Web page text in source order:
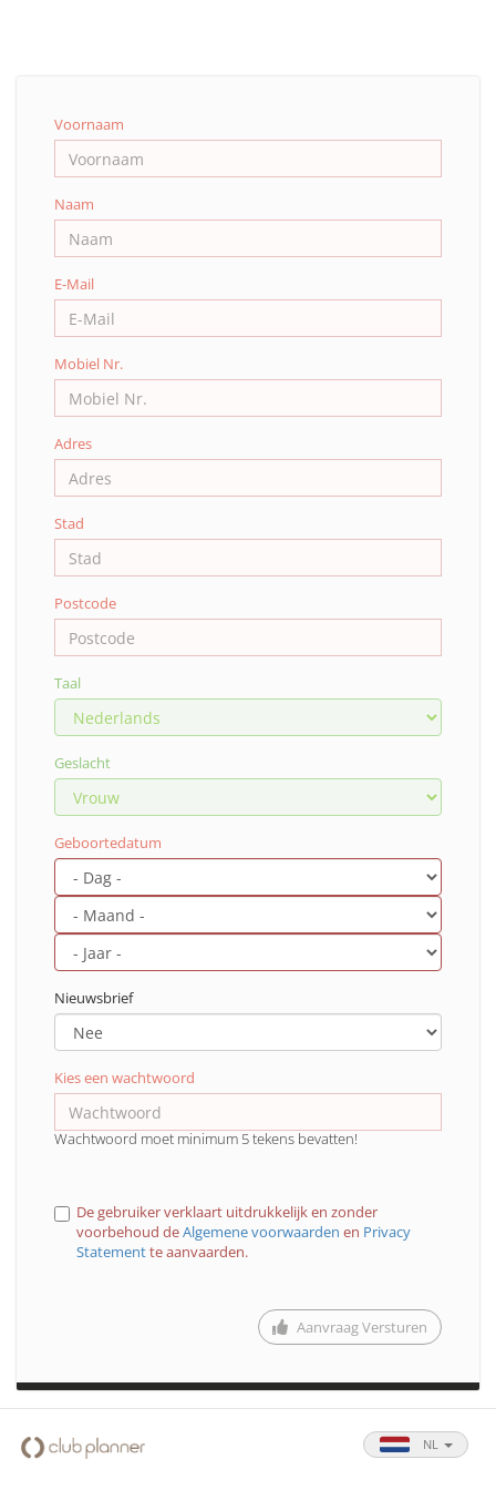
Voornaam
Naam
E-Mail
Mobiel Nr.
Adres
Stad
Postcode
Taal
Geslacht
Geboortedatum
Nieuwsbrief
Kies een wachtwoord
Wachtwoord moet minimum 5 tekens bevatten!
De gebruiker verklaart uitdrukkelijk en zonder
voorbehoud deAlgemene voorwaarden en Privacy
Statementte aanvaarden.
Aanvraag Versturen
NL